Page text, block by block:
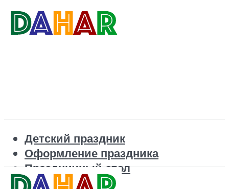
Детский праздник
Оформление праздника
Праздничный стол
Корпоратив